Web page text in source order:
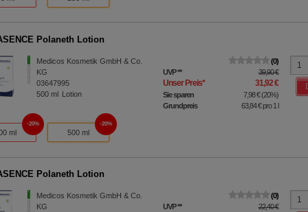
Polaneth Lotion
Medicos Kosmetik GmbH & Co.
KG
03647995
500 ml Lotion
0
UVP** 39,90 €
Unser Preis* 31,92 €
Sie sparen 7,98 €(20%)
Grundpreis
63,84 €pro 1 l
ml
20%
500 ml
20%
Polaneth Lotion
Medicos Kosmetik GmbH & Co.
KG
0
UVP** 22,40 €